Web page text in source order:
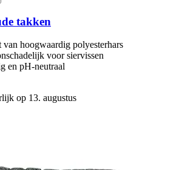
takken
van hoogwaardig polyesterhars
voor siervissen
en pH-neutraal
op 13. augustus